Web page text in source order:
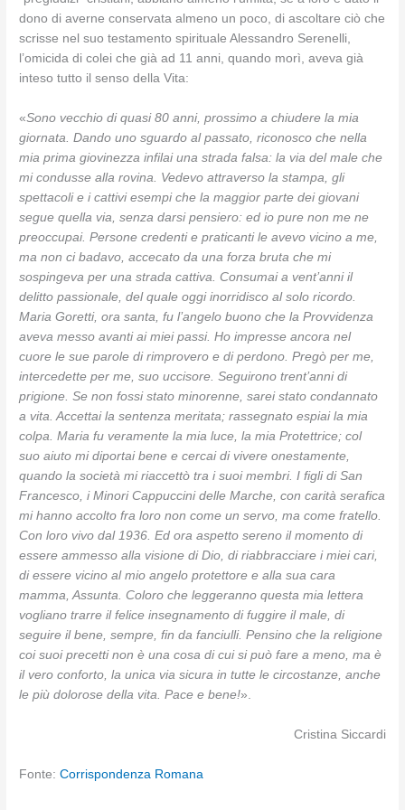
dono di averne conservata almeno un poco, di ascoltare ciò che
scrisse nel suo testamento spirituale Alessandro Serenelli,
l’omicida di colei che già ad 11 anni, quando morì, aveva già
inteso tutto il senso della Vita:
«Sono vecchio di quasi 80 anni, prossimo a chiudere la mia
giornata. Dando uno sguardo al passato, riconosco che nella
mia prima giovinezza infilai una strada falsa: la via del male che
mi condusse alla rovina. Vedevo attraverso la stampa, gli
spettacoli e i cattivi esempi che la maggior parte dei giovani
segue quella via, senza darsi pensiero: ed io pure non me ne
preoccupai. Persone credenti e praticanti le avevo vicino a me,
ma non ci badavo, accecato da una forza bruta che mi
sospingeva per una strada cattiva. Consumai a vent’anni il
delitto passionale, del quale oggi inorridisco al solo ricordo.
Maria Goretti, ora santa, fu l’angelo buono che la Provvidenza
aveva messo avanti ai miei passi. Ho impresse ancora nel
cuore le sue parole di rimprovero e di perdono. Pregò per me,
intercedette per me, suo uccisore. Seguirono trent’anni di
prigione. Se non fossi stato minorenne, sarei stato condannato
a vita. Accettai la sentenza meritata; rassegnato espiai la mia
colpa. Maria fu veramente la mia luce, la mia Protettrice; col
suo aiuto mi diportai bene e cercai di vivere onestamente,
quando la società mi riaccettò tra i suoi membri. I figli di San
Francesco, i Minori Cappuccini delle Marche, con carità serafica
mi hanno accolto fra loro non come un servo, ma come fratello.
Con loro vivo dal 1936. Ed ora aspetto sereno il momento di
essere ammesso alla visione di Dio, di riabbracciare i miei cari,
di essere vicino al mio angelo protettore e alla sua cara
mamma, Assunta. Coloro che leggeranno questa mia lettera
vogliano trarre il felice insegnamento di fuggire il male, di
seguire il bene, sempre, fin da fanciulli. Pensino che la religione
coi suoi precetti non è una cosa di cui si può fare a meno, ma è
il vero conforto, la unica via sicura in tutte le circostanze, anche
le più dolorose della vita. Pace e bene!».
Cristina Siccardi
Fonte:Corrispondenza Romana